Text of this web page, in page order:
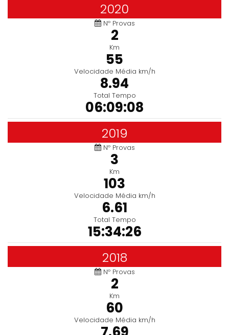
2020
Nº Provas
2
Km
55
Velocidade Média km/h
8.94
Total Tempo
06:09:08
2019
Nº Provas
3
Km
103
Velocidade Média km/h
6.61
Total Tempo
15:34:26
2018
Nº Provas
2
Km
60
Velocidade Média km/h